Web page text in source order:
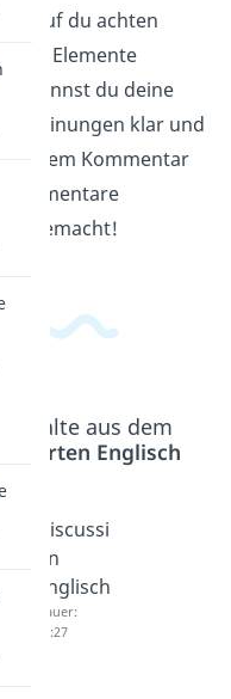
du achten
Elemente
kannst du deine
Meinungen klar und
in einem Kommentar
gemacht!
Inhalte aus dem
Textarten Englisch
Discussi
on
Englisch
Dauer:
04:27